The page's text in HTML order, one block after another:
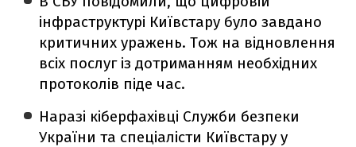
інфраструктурі Київстару було завдано
критичних уражень. Тож на відновлення
всіх послуг із дотриманням необхідних
протоколів піде час.
Наразі кіберфахівці Служби безпеки
України та спеціалісти Київстару у